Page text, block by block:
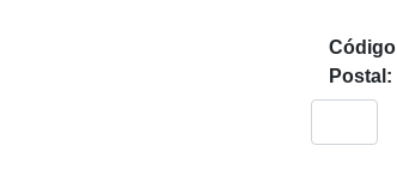
Código
Postal: